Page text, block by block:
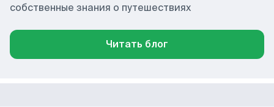
собственные знания о путешествиях
Читать блог